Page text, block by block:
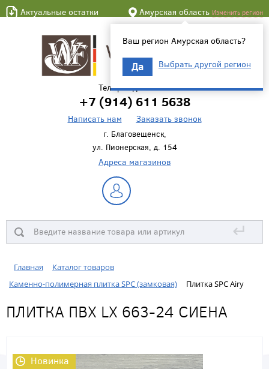
Актуальные остатки Амурская область Изменить регион
Ваш регион Амурская область?
Да Выбрать другой регион
Телефон для связи
+7 (914) 611 5638
Написать нам Заказать звонок
г. Благовещенск,
ул. Пионерская, д. 154
Адреса магазинов
↵
Главная
Каталог товаров
Каменно-полимерная плитка SPC (замковая)
Плитка SPC Airy
ПЛИТКА ПВХ LX 663-24 СИЕНА
Новинка